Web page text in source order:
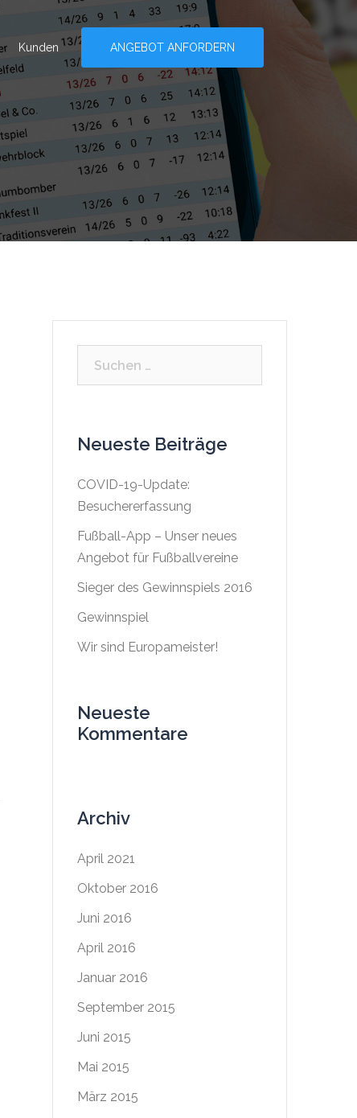
Kunden ANGEBOT ANFORDERN
Neueste Beiträge
COVID-19-Update:
Besuchererfassung
Fußball-App – Unser neues
Angebot für Fußballvereine
Sieger des Gewinnspiels 2016
Gewinnspiel
Wir sind Europameister!
Neueste
Kommentare
Archiv
April 2021
Oktober 2016
Juni 2016
April 2016
Januar 2016
September 2015
Juni 2015
Mai 2015
März 2015